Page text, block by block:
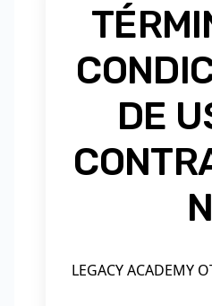
DE
N
LEGACY ACADEMY